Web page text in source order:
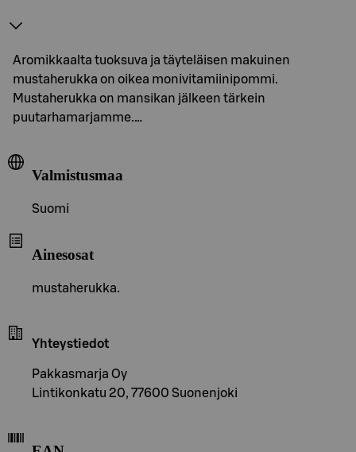
Aromikkaalta tuoksuva ja täyteläisen makuinen
mustaherukka on oikea monivitamiinipommi.
Mustaherukka on mansikan jälkeen tärkein
puutarhamarjamme.…
Valmistusmaa
Suomi
Ainesosat
mustaherukka.
Yhteystiedot
Pakkasmarja Oy
Lintikonkatu 20, 77600 Suonenjoki